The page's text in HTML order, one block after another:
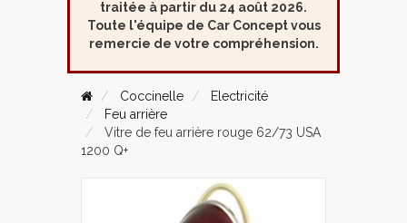
traitée à partir du 24 août 2026.
Toute l'équipe de Car Concept vous
remercie de votre compréhension.
Coccinelle
Electricité
Feu arrière
Vitre de feu arrière rouge 62/73 USA
1200 Q+